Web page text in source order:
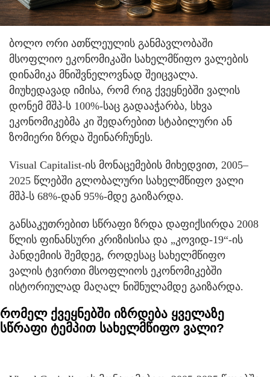
ბოლო ორი ათწლეულის განმავლობაში
მსოფლიო ეკონომიკაში სახელმწიფო ვალების
დინამიკა მნიშვნელოვნად შეიცვალა.
მიუხედავად იმისა, რომ რიგ ქვეყნებში ვალის
დონემ მშპ-ს 100%-საც გადააჭარბა, სხვა
ეკონომიკებმა კი შედარებით სტაბილური ან
ზომიერი ზრდა შეინარჩუნეს.
Visual Capitalist-ის მონაცემების მიხედვით, 2005–
2025 წლებში გლობალური სახელმწიფო ვალი
მშპ-ს 68%-დან 95%-მდე გაიზარდა.
განსაკუთრებით სწრაფი ზრდა დაფიქსირდა 2008
წლის ფინანსური კრიზისისა და „კოვიდ-19“-ის
პანდემიის შემდეგ, როდესაც სახელმწიფო
ვალის ტვირთი მსოფლიოს ეკონომიკებში
ისტორიულად მაღალ ნიშნულამდე გაიზარდა.
რომელ ქვეყნებში იზრდება ყველაზე
სწრაფი ტემპით სახელმწიფო ვალი?